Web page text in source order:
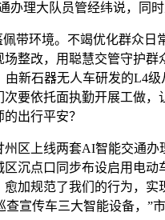
理大队员管经纬说，同
环境。不竭优化群众日
整改，用聪慧交管守护
新石器无人车研发的L4
要依托面执勤开展工做
出行平安？
上线两套AI智能交通办
沉点口同步布设启用电
规范了我们的行为，
宣传车三大智能设备，”